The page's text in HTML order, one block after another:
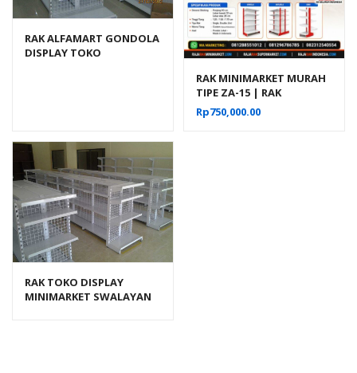
RAK ALFAMART GONDOLA
DISPLAY TOKO
RAK MINIMARKET MURAH
TIPE ZA-15 | RAK
GONDOLA DISPLAY TOKO
Rp750,000.00
RAK TOKO DISPLAY
MINIMARKET SWALAYAN